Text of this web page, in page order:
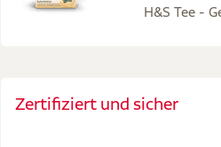
H&S Tee -
Zertifiziert und sicher